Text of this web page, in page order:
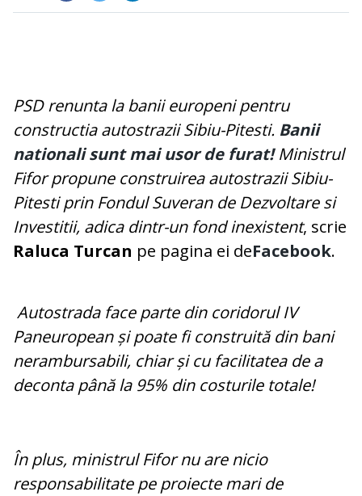
PSD renunta la banii europeni pentru
constructia autostrazii Sibiu-Pitesti. Banii
nationali sunt mai usor de furat!Ministrul
Fifor propune construirea autostrazii Sibiu-
Pitesti prin Fondul Suveran de Dezvoltare si
Investitii, adica dintr-un fond inexistent, scrie
Raluca Turcan pe pagina ei deFacebook.
Autostrada face parte din coridorul IV
Paneuropean și poate fi construită din bani
nerambursabili, chiar și cu facilitatea de a
deconta până la 95% din costurile totale!
În plus, ministrul Fifor nu are nicio
responsabilitate pe proiecte mari de